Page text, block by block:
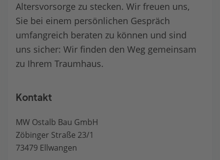
Altersvorsorge zu stecken. Wir freuen uns,
Sie bei einem persönlichen Gespräch
umfangreich beraten zu können und sind
uns sicher: Wir finden den Weg gemeinsam
zu Ihrem Traumhaus.
Kontakt
MW Ostalb Bau GmbH
Zöbinger Straße 23/1
73479 Ellwangen